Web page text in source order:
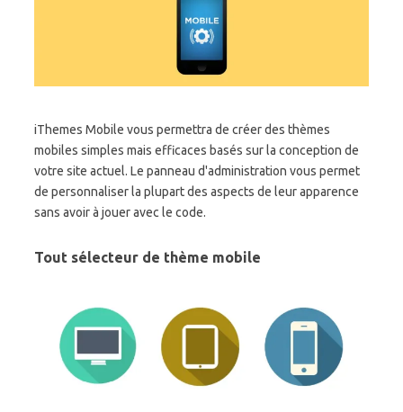
iThemes Mobile vous permettra de créer des thèmes
mobiles simples mais efficaces basés sur la conception de
votre site actuel. Le panneau d'administration vous permet
de personnaliser la plupart des aspects de leur apparence
sans avoir à jouer avec le code.
Tout sélecteur de thème mobile